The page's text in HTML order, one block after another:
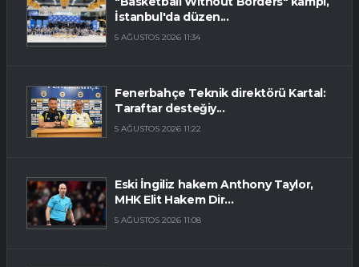
İstanbul'da düzen...
5 AĞUSTOS 2026 11:34
Fenerbahçe Teknik direktörü Kartal:
Taraftar desteğiy...
5 AĞUSTOS 2026 11:22
Eski İngiliz hakem Anthony Taylor,
MHK Elit Hakem Dir...
5 AĞUSTOS 2026 11:08